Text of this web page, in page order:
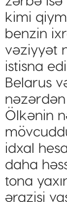
kimi
benzin
vəziyyət
istisna
Belarus
Ölkənin
idxal
daha
tona
ərazisi